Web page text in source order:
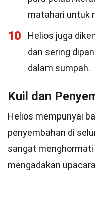
matahari untuk
10
Helios juga
dan sering
dalam sumpah.
Kuil dan
Helios mempunyai
penyembahan di
sangat
mengadakan